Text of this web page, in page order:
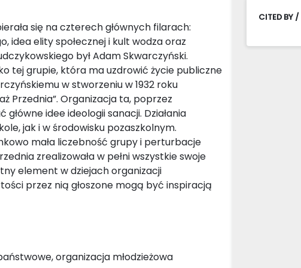
się na czterech głównych filarach:
idea elity społecznej i kult wodza oraz
był Adam Skwarczyński.
tej grupie, która ma uzdrowić życie publiczne
w stworzeniu w 1932 roku
Przednia”. Organizacja ta, poprzez
idee ideologii sanacji. Działania
jak i w środowisku pozaszkolnym.
mała liczebność grupy i perturbacje
zrealizowała w pełni wszystkie swoje
element w dziejach organizacji
przez nią głoszone mogą być inspiracją
organizacja młodzieżowa
CITED BY /